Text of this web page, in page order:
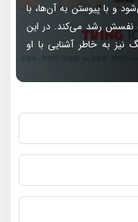
و با پیوستن به آن‌ها، با
نفسش رشد می‌کند. در این
به خاطر آشنایی با او